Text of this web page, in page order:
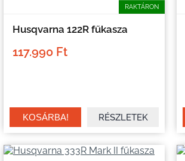
RAKTÁRON
Husqvarna 122R fűkasza
117.990 Ft
RÉSZLETEK